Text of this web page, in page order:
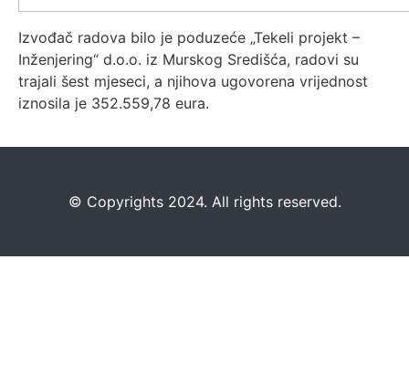
Izvođač radova bilo je poduzeće „Tekeli projekt –
Inženjering“ d.o.o. iz Murskog Središća, radovi su
trajali šest mjeseci, a njihova ugovorena vrijednost
iznosila je 352.559,78 eura.
©️ Copyrights 2024. All rights reserved.